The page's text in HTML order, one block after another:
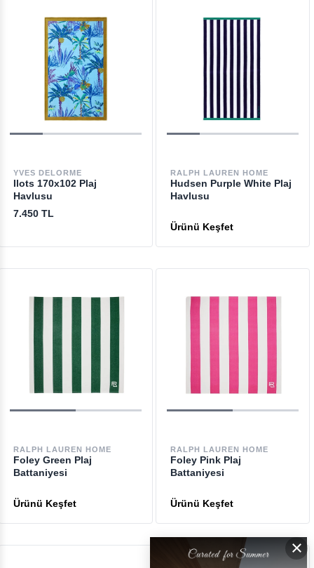
YVES DELORME
Ilots 170x102 Plaj
Havlusu
7.450 TL
RALPH LAUREN HOME
Hudsen Purple White Plaj
Havlusu
RALPH LAUREN HOME
Foley Green Plaj
Battaniyesi
RALPH LAUREN HOME
Foley Pink Plaj
Battaniyesi
×